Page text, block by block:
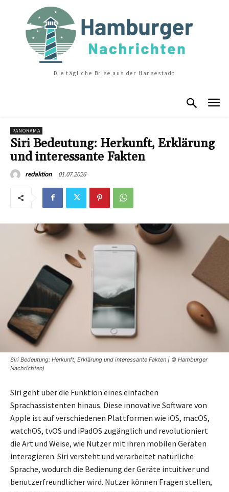
Die tägliche Brise aus der Hansestadt
PANORAMA
Siri Bedeutung: Herkunft, Erklärung
und interessante Fakten
redaktion 01.07.2026
Siri Bedeutung: Herkunft, Erklärung und interessante Fakten | © Hamburger
Nachrichten)
Siri geht über die Funktion eines einfachen
Sprachassistenten hinaus. Diese innovative Software von
Apple ist auf verschiedenen Plattformen wie iOS, macOS,
watchOS, tvOS und iPadOS zugänglich und revolutioniert
die Art und Weise, wie Nutzer mit ihren mobilen Geräten
interagieren. Siri versteht und verarbeitet natürliche
Sprache, wodurch die Bedienung der Geräte intuitiver und
benutzerfreundlicher wird. Nutzer können Fragen stellen,